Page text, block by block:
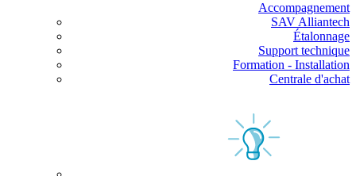
Accompagnement
SAV Alliantech
Étalonnage
Support technique
Formation - Installation
Centrale d'achat